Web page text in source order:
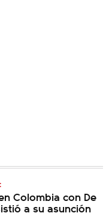
Colombia con De
a su asunción